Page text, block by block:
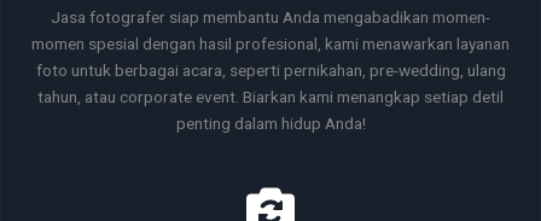
Jasa fotografer siap membantu Anda mengabadikan momen-
momen spesial dengan hasil profesional, kami menawarkan layanan
foto untuk berbagai acara, seperti pernikahan, pre-wedding, ulang
tahun, atau corporate event. Biarkan kami menangkap setiap detil
penting dalam hidup Anda!